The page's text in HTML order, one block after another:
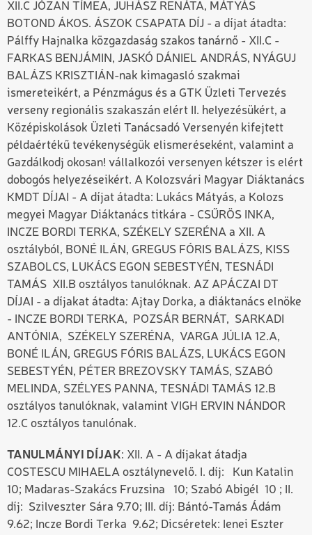
XII.C JÓZAN TÍMEA, JUHÁSZ RENÁTA, MÁTYÁS
BOTOND ÁKOS. ÁSZOK CSAPATA DÍJ - a díjat átadta:
Pálffy Hajnalka közgazdaság szakos tanárnő - XII.C -
FARKAS BENJÁMIN, JASKÓ DÁNIEL ANDRÁS, NYÁGUJ
BALÁZS KRISZTIÁN-nak kimagasló szakmai
ismereteikért, a Pénzmágus és a GTK Üzleti Tervezés
verseny regionális szakaszán elért II. helyezésükért, a
Középiskolások Üzleti Tanácsadó Versenyén kifejtett
példaértékű tevékenységük elismeréseként, valamint a
Gazdálkodj okosan! vállalkozói versenyen kétszer is elért
dobogós helyezéseikért. A Kolozsvári Magyar Diáktanács
KMDT DÍJAI - A díjat átadta: Lukács Mátyás, a Kolozs
megyei Magyar Diáktanács titkára - CSŰRÖS INKA,
INCZE BORDI TERKA, SZÉKELY SZERÉNA a XII. A
osztályból, BONÉ ILÁN, GREGUS FÓRIS BALÁZS, KISS
SZABOLCS, LUKÁCS EGON SEBESTYÉN, TESNÁDI
TAMÁS XII.B osztályos tanulóknak. AZ APÁCZAI DT
DÍJAI - a díjakat átadta: Ajtay Dorka, a diáktanács elnöke
- INCZE BORDI TERKA, POZSÁR BERNÁT, SARKADI
ANTÓNIA, SZÉKELY SZERÉNA, VARGA JÚLIA 12.A,
BONÉ ILÁN, GREGUS FÓRIS BALÁZS, LUKÁCS EGON
SEBESTYÉN, PÉTER BREZOVSKY TAMÁS, SZABÓ
MELINDA, SZÉLYES PANNA, TESNÁDI TAMÁS 12.B
osztályos tanulóknak, valamint VIGH ERVIN NÁNDOR
12.C osztályos tanulónak.
TANULMÁNYI DÍJAK: XII. A - A díjakat átadja
COSTESCU MIHAELA osztálynevelő. I. díj: Kun Katalin
10; Madaras-Szakács Fruzsina 10; Szabó Abigél 10 ; II.
díj: Szilveszter Sára 9.70; III. díj: Bántó-Tamás Ádám
9.62; Incze Bordi Terka 9.62; Dicséretek: Ienei Eszter